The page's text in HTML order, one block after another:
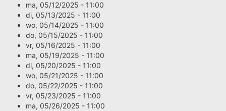
ma, 05/12/2025 - 11:00
di, 05/13/2025 - 11:00
wo, 05/14/2025 - 11:00
do, 05/15/2025 - 11:00
vr, 05/16/2025 - 11:00
ma, 05/19/2025 - 11:00
di, 05/20/2025 - 11:00
wo, 05/21/2025 - 11:00
do, 05/22/2025 - 11:00
vr, 05/23/2025 - 11:00
ma, 05/26/2025 - 11:00